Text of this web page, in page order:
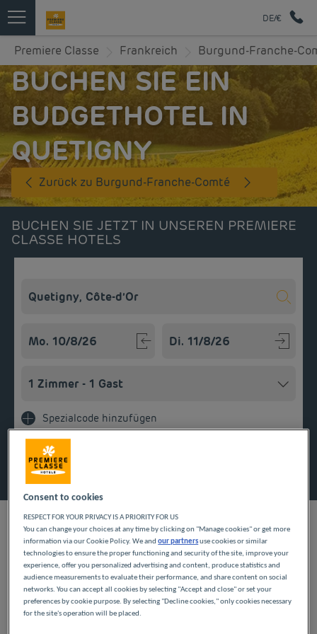
DE/€
Premiere Classe Frankreich Burgund-Franche-
BUCHEN SIE EIN
BUDGETHOTEL IN
QUETIGNY
Zurück zu Burgund-Franche-Comté
BUCHEN SIE JETZT IN UNSEREN PREMIERE
CLASSE HOTELS
Spezialcode hinzufügen
UNSERE HOTELS IN
QUETIGNY ZU
GÜNSTIGEN PREISEN
Consent to cookies
RESPECT FOR YOUR PRIVACY IS A PRIORITY FOR US
You can change your choices at any time by clicking on "Manage cookies" or get more
information via our Cookie Policy. We andour partnersuse cookies or similar
technologies to ensure the proper functioning and security of the site, improve your
experience, offer you personalized advertising and content, produce statistics and
audience measurements to evaluate their performance, and share content on social
networks. You can accept all cookies by selecting "Accept and close" or set your
preferences by cookie purpose. By selecting "Decline cookies," only cookies necessary
for the site's operation will be placed.